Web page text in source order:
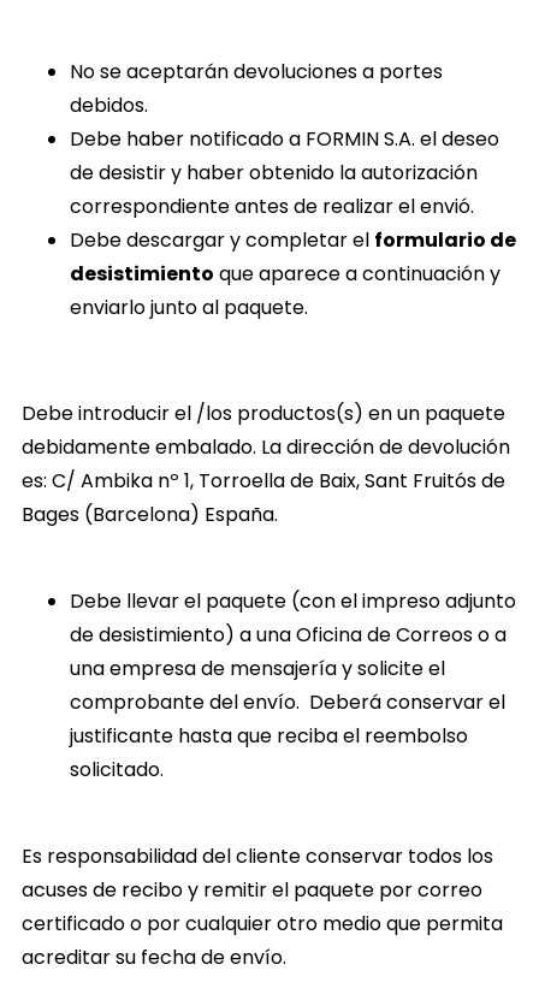
No se aceptarán devoluciones a portes
debidos.
Debe haber notificado a FORMIN S.A. el deseo
de desistir y haber obtenido la autorización
correspondiente antes de realizar el envió.
Debe descargar y completar el formulario de
desistimiento que aparece a continuación y
enviarlo junto al paquete.
Debe introducir el /los productos(s) en un paquete
debidamente embalado. La dirección de devolución
es: C/ Ambika nº 1, Torroella de Baix, Sant Fruitós de
Bages (Barcelona) España.
Debe llevar el paquete (con el impreso adjunto
de desistimiento) a una Oficina de Correos o a
una empresa de mensajería y solicite el
comprobante del envío. Deberá conservar el
justificante hasta que reciba el reembolso
solicitado.
Es responsabilidad del cliente conservar todos los
acuses de recibo y remitir el paquete por correo
certificado o por cualquier otro medio que permita
acreditar su fecha de envío.